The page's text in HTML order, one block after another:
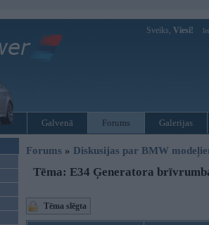
Sveiks, Viesi!
Galvenā Forums Galerijas
Forums » Diskusijas par BMW
Tēma: E34 Ģeneratora
Tēma slēgta